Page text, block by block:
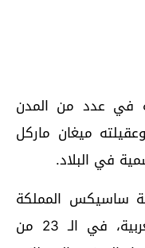
في عدد من المدن
ميغان ماركل
ساسيكس المملكة
المتحدة في اتجاه المملكة المغربية، في الـ 23 من